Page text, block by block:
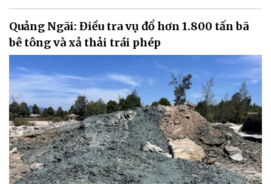
Quảng Ngãi: Điều tra vụ đổ hơn 1.800 tấn bã
bê tông và xả thải trái phép